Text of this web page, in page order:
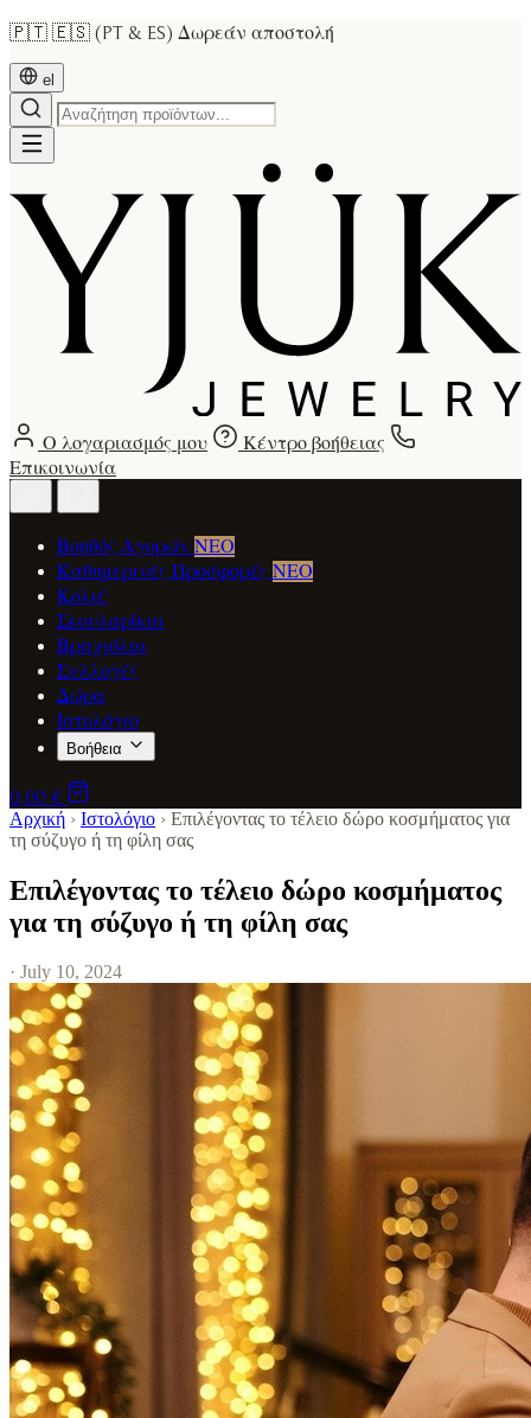
🇵🇹 🇪🇸 (PT & ES) Δωρεάν αποστολή
el
Ο λογαριασμός μου
Κέντρο βοήθειας
Επικοινωνία
Βοηθός Αγορών ΝΕΟ
Καθημερινές Προσφορές ΝΕΟ
Κολιέ
Σκουλαρίκια
Βραχιόλια
Συλλογές
Δώρα
Ιστολόγιο
Βοήθεια
0,00 €
Αρχική › Ιστολόγιο › Επιλέγοντας το τέλειο δώρο κοσμήματος για
τη σύζυγο ή τη φίλη σας
Επιλέγοντας το τέλειο δώρο κοσμήματος
για τη σύζυγο ή τη φίλη σας
· July 10, 2024